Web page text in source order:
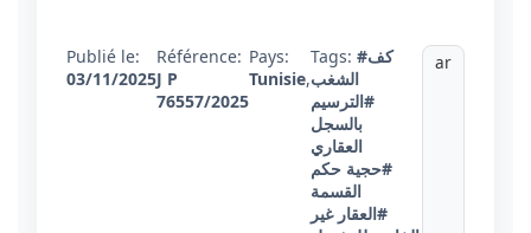
Publié le:
03/11/2025
Référence:
J P
76557/2025
Pays:
Tunisie,
Tags: #كف
الشغب
#الترسيم
بالسجل
العقاري
#حجية حكم
القسمة
#العقار غير
ar